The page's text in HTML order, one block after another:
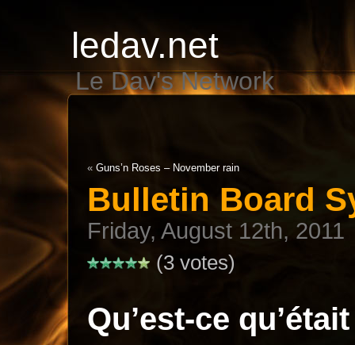
ledav.net
Le Dav's Network
« Guns’n Roses – November rain
Bulletin Board
Friday, August 12th, 2011
(3 votes)
Qu’est-ce